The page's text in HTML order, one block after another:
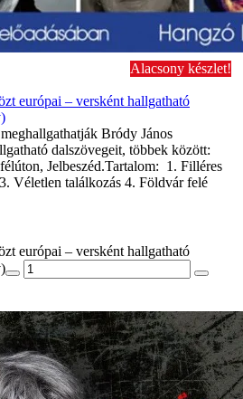
Alacsony készlet!
európai – versként hallgatható
Bródy János
dalszövegeit, többek között:
Jelbeszéd.Tartalom: 1. Filléres
Véletlen találkozás 4. Földvár felé
európai – versként hallgatható